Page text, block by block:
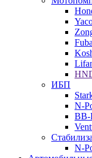
ИБП
N-
BB-
N-